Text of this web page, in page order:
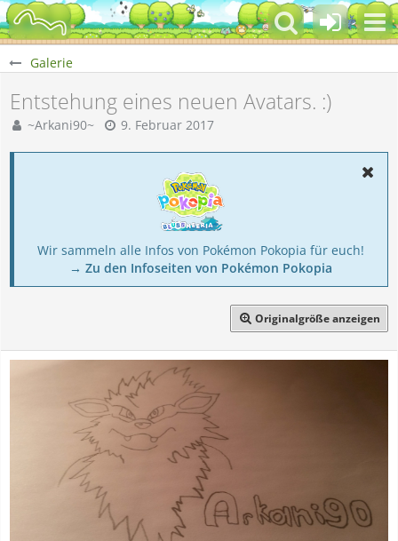
Galerie
Entstehung eines neuen Avatars. :)
~Arkani90~ 9. Februar 2017
Wir sammeln alle Infos von Pokémon Pokopia für euch!
→ Zu den Infoseiten von Pokémon Pokopia
Originalgröße anzeigen